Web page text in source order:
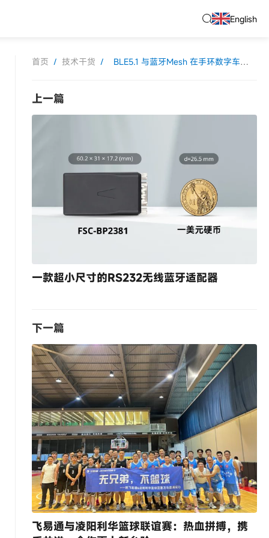
English
首页 / 技术干货 / BLE5.1 与蓝牙Mesh 在手环数字车钥匙中的角色与体验升级
上一篇
一款超小尺寸的RS232无线蓝牙适配器
下一篇
飞易通与凌阳利华篮球联谊赛：热血拼搏，携